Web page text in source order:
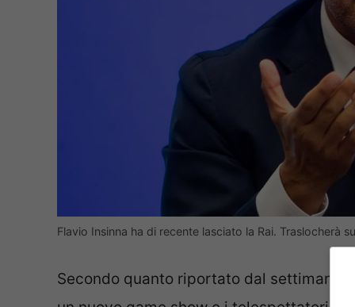
Flavio Insinna ha di recente lasciato la Rai. Traslocherà
Secondo quanto riportato dal settimanale